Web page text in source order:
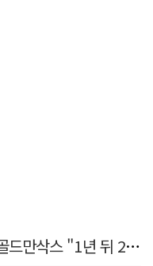
한 달 만에 39% 날린 코스피…골드만삭스 "1년 뒤 2배" 예상, 왜?